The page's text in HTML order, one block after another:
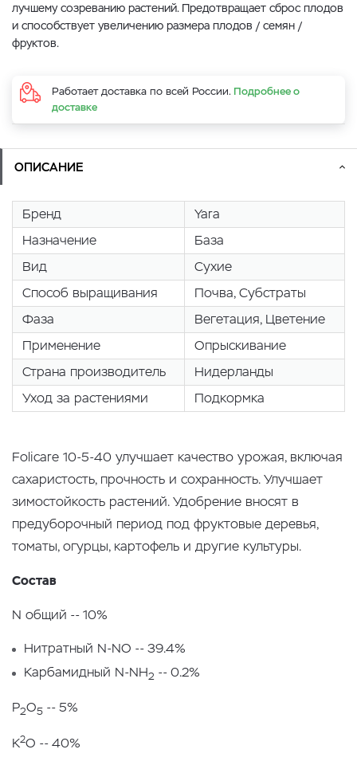
лучшему созреванию растений. Предотвращает сброс плодов
и способствует увеличению размера плодов / семян /
фруктов.
Работает доставка по всей России. Подробнее о
доставке
ОПИСАНИЕ
Бренд
Yara
Назначение
База
Вид
Сухие
Способ выращивания
Почва, Cубстраты
Фаза
Вегетация, Цветение
Применение
Опрыскивание
Страна производитель
Нидерланды
Уход за растениями
Подкормка
Folicare 10-5-40 улучшает качество урожая, включая
сахаристость, прочность и сохранность. Улучшает
зимостойкость растений. Удобрение вносят в
предуборочный период под фруктовые деревья,
томаты, огурцы, картофель и другие культуры.
Состав
N общий -- 10%
Нитратный N-NO -- 39.4%
Карбамидный N-NH2 -- 0.2%
P2O5 -- 5%
K2O -- 40%